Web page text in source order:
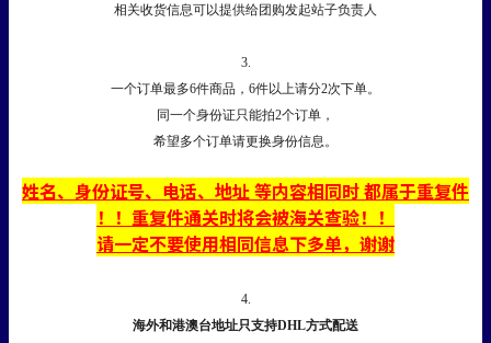
相关收货信息可以提供给团购发起站子负责人
3.
一个订单最多6件商品，6件以上请分2次下单。
同一个身份证只能拍2个订单，
希望多个订单请更换身份信息。
姓名、身份证号、电话、地址等内容相同时 都属于重复件
！！重复件通关时将会被海关查验！！
请一定不要使用相同信息下多单，谢谢
4.
海外和港澳台地址只支持DHL方式配送